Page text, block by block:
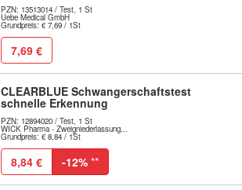
PZN: 13513014 / Test, 1 St
Uebe Medical GmbH
Grundpreis: € 7,69 / 1St
7,69 €
CLEARBLUE Schwangerschaftstest
schnelle Erkennung
PZN: 12894020 / Test, 1 St
WICK Pharma - Zweigniederlassung...
Grundpreis: € 8,84 / 1St
8,84 € -12% **